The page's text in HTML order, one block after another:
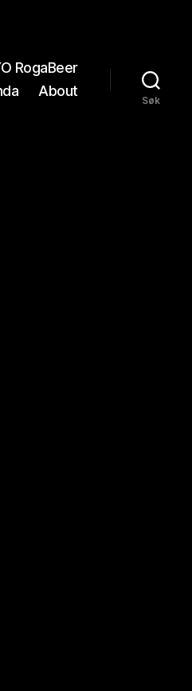
RogaBeer
About
Søk